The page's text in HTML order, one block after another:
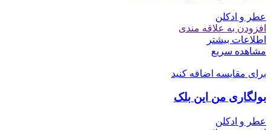
عطر و ادکلن
افزودن به علاقه مندی
اطلاعات بیشتر
مشاهده سریع
برای مقایسه اضافه کنید
بولگاری من این بلک
عطر و ادکلن